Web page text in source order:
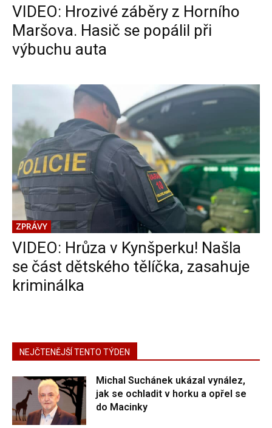
VIDEO: Hrozivé záběry z Horního
Maršova. Hasič se popálil při
výbuchu auta
ZPRÁVY
VIDEO: Hrůza v Kynšperku! Našla
se část dětského tělíčka, zasahuje
kriminálka
NEJČTENĚJŠÍ TENTO TÝDEN
Michal Suchánek ukázal vynález,
jak se ochladit v horku a opřel se
do Macinky